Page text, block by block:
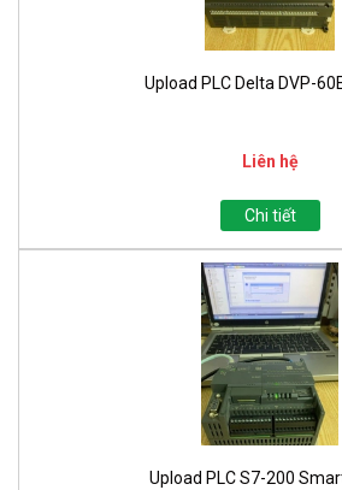
Upload PLC Delta DVP-
Liên hệ
Chi tiết
Upload PLC S7-200